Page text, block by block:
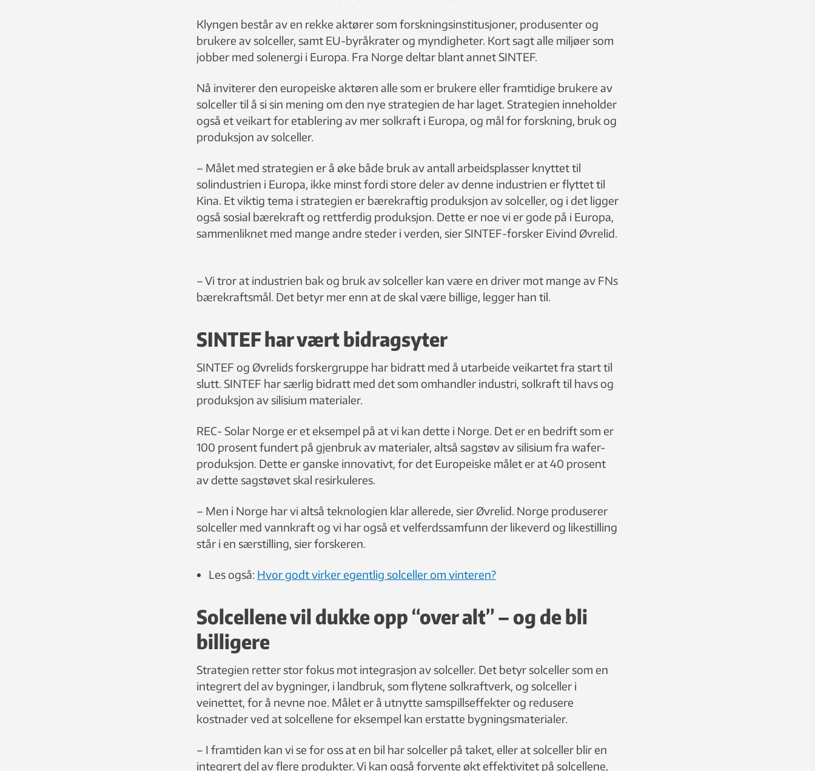
Klyngen består av en rekke aktører som forskningsinstitusjoner, produsenter og
brukere av solceller, samt EU-byråkrater og myndigheter. Kort sagt alle miljøer som
jobber med solenergi i Europa. Fra Norge deltar blant annet SINTEF.
Nå inviterer den europeiske aktøren alle som er brukere eller framtidige brukere av
solceller til å si sin mening om den nye strategien de har laget. Strategien inneholder
også et veikart for etablering av mer solkraft i Europa, og mål for forskning, bruk og
produksjon av solceller.
– Målet med strategien er å øke både bruk av antall arbeidsplasser knyttet til
solindustrien i Europa, ikke minst fordi store deler av denne industrien er flyttet til
Kina. Et viktig tema i strategien er bærekraftig produksjon av solceller, og i det ligger
også sosial bærekraft og rettferdig produksjon. Dette er noe vi er gode på i Europa,
sammenliknet med mange andre steder i verden, sier SINTEF-forsker Eivind Øvrelid.
– Vi tror at industrien bak og bruk av solceller kan være en driver mot mange av FNs
bærekraftsmål. Det betyr mer enn at de skal være billige, legger han til.
SINTEF har vært bidragsyter
SINTEF og Øvrelids forskergruppe har bidratt med å utarbeide veikartet fra start til
slutt. SINTEF har særlig bidratt med det som omhandler industri, solkraft til havs og
produksjon av silisium materialer.
REC- Solar Norge er et eksempel på at vi kan dette i Norge. Det er en bedrift som er
100 prosent fundert på gjenbruk av materialer, altså sagstøv av silisium fra wafer-
produksjon. Dette er ganske innovativt, for det Europeiske målet er at 40 prosent
av dette sagstøvet skal resirkuleres.
– Men i Norge har vi altså teknologien klar allerede, sier Øvrelid. Norge produserer
solceller med vannkraft og vi har også et velferdssamfunn der likeverd og likestilling
står i en særstilling, sier forskeren.
Les også: Hvor godt virker egentlig solceller om vinteren?
Solcellene vil dukke opp “over alt” – og de bli
billigere
Strategien retter stor fokus mot integrasjon av solceller. Det betyr solceller som en
integrert del av bygninger, i landbruk, som flytene solkraftverk, og solceller i
veinettet, for å nevne noe. Målet er å utnytte samspillseffekter og redusere
kostnader ved at solcellene for eksempel kan erstatte bygningsmaterialer.
– I framtiden kan vi se for oss at en bil har solceller på taket, eller at solceller blir en
integrert del av flere produkter. Vi kan også forvente økt effektivitet på solcellene,